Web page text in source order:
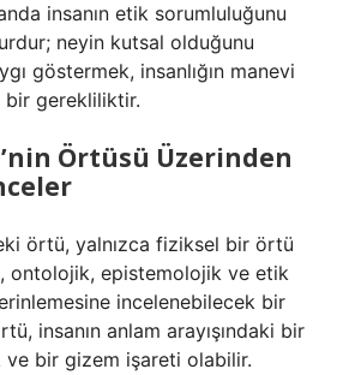
insanın etik sorumluluğunu
neyin kutsal olduğunu
göstermek, insanlığın manevi
bir gerekliliktir.
Örtüsü Üzerinden
örtü, yalnızca fiziksel bir örtü
ontolojik, epistemolojik ve etik
incelenebilecek bir
insanın anlam arayışındaki bir
bir gizem işareti olabilir.